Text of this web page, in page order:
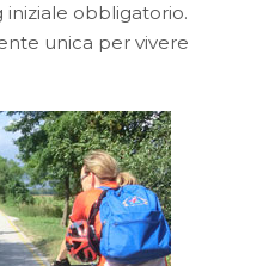
obbligatorio.
unica per vivere